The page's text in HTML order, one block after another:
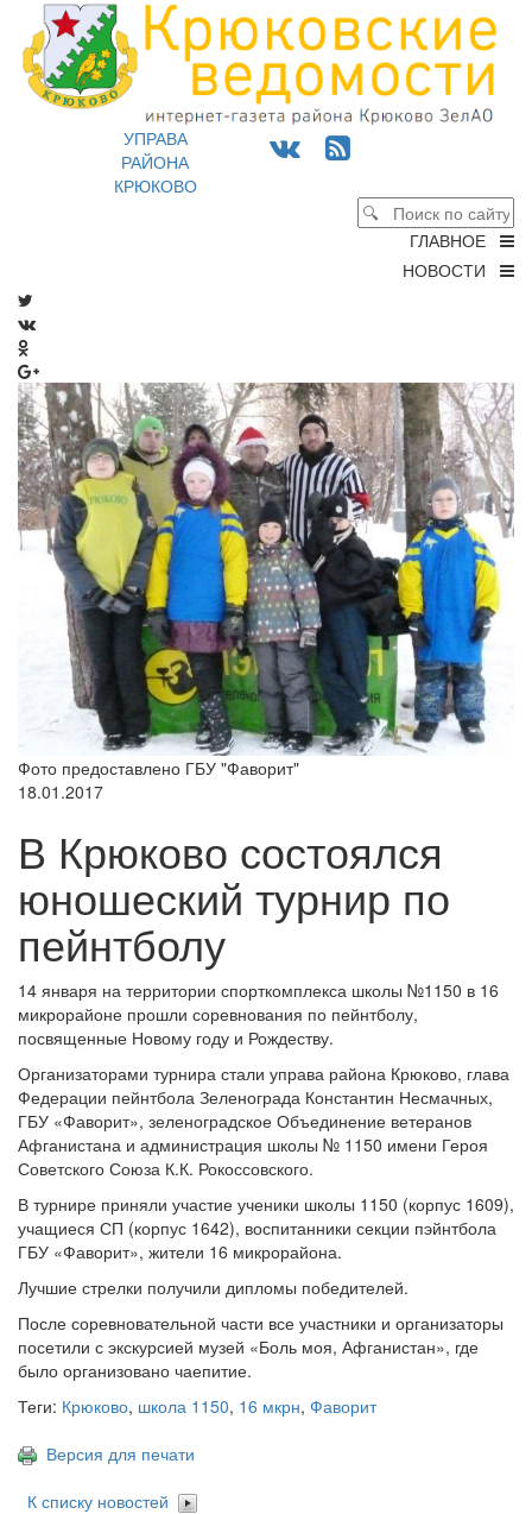
УПРАВА
РАЙОНА
КРЮКОВО
ГЛАВНОЕ
НОВОСТИ
Фото предоставлено ГБУ "Фаворит"
18.01.2017
В Крюково состоялся
юношеский турнир по
пейнтболу
14 января на территории спорткомплекса школы №1150 в 16
микрорайоне прошли соревнования по пейнтболу,
посвященные Новому году и Рождеству.
Организаторами турнира стали управа района Крюково, глава
Федерации пейнтбола Зеленограда Константин Несмачных,
ГБУ «Фаворит», зеленоградское Объединение ветеранов
Афганистана и администрация школы № 1150 имени Героя
Советского Союза К.К. Рокоссовского.
В турнире приняли участие ученики школы 1150 (корпус 1609),
учащиеся СП (корпус 1642), воспитанники секции пэйнтбола
ГБУ «Фаворит», жители 16 микрорайона.
Лучшие стрелки получили дипломы победителей.
После соревновательной части все участники и организаторы
посетили с экскурсией музей «Боль моя, Афганистан», где
было организовано чаепитие.
Теги: Крюково, школа 1150, 16 мкрн, Фаворит
Версия для печати
К списку новостей